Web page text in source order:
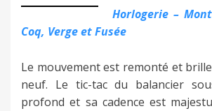
Horlogerie –
Coq, Verge et Fusée
Le mouvement est remonté et
neuf. Le tic-tac du balancier
profond et sa cadence est